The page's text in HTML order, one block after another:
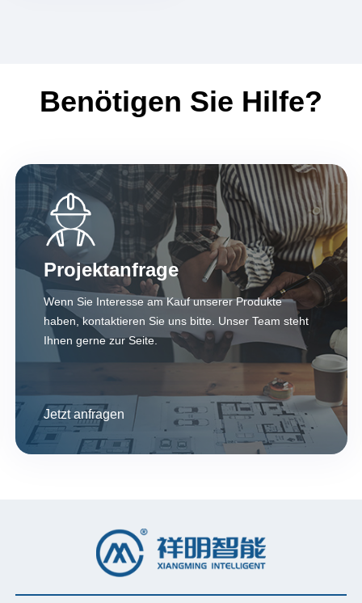
Benötigen Sie Hilfe?
Projektanfrage
Wenn Sie Interesse am Kauf unserer Produkte
haben, kontaktieren Sie uns bitte. Unser Team steht
Ihnen gerne zur Seite.
Jetzt anfragen